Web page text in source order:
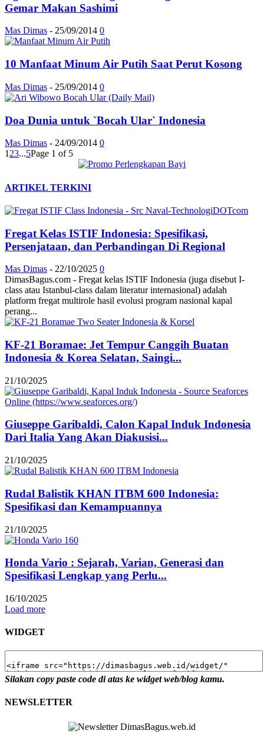
Gemar Makan Sashimi
Mas Dimas - 25/09/2014 0
10 Manfaat Minum Air Putih Saat Perut Kosong
Mas Dimas - 25/09/2014 0
Doa Dunia untuk `Bocah Ular` Indonesia
Mas Dimas - 24/09/2014 0
1 23...5Page 1 of 5
ARTIKEL TERKINI
Fregat Kelas ISTIF Indonesia: Spesifikasi,
Persenjataan, dan Perbandingan Di Regional
Mas Dimas - 22/10/2025 0
DimasBagus.com - Fregat kelas ISTIF Indonesia (juga disebut I-
class atau Istanbul-class dalam literatur internasional) adalah
platform fregat multirole hasil evolusi program nasional kapal
perang...
KF-21 Boramae: Jet Tempur Canggih Buatan
Indonesia & Korea Selatan, Saingi...
21/10/2025
Giuseppe Garibaldi, Calon Kapal Induk Indonesia
Dari Italia Yang Akan Diakusisi...
21/10/2025
Rudal Balistik KHAN ITBM 600 Indonesia:
Spesifikasi dan Kemampuannya
21/10/2025
Honda Vario : Sejarah, Varian, Generasi dan
Spesifikasi Lengkap yang Perlu...
16/10/2025
Load more
WIDGET
Silakan copy paste code di atas ke widget web/blog kamu.
NEWSLETTER